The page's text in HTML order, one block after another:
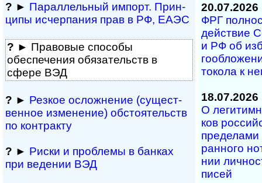
? ► Параллельный им­порт. Прин­
ци­пы ис­чер­па­ния прав в РФ, ЕАЭС
? ► Правовые способы
обеспечения обяза­тельств в
сфере ВЭД
? ► Резкое осложнение (сущест­
вен­ное измене­ние) обсто­ятельств
по контракту
? ► Риски и проблемы в банках
при ведении ВЭД
20.07.2026
ФРГ
дей­ст­вие
и РФ об
то­ко­ла к
18.07.2026
О
ков
ран­но­го
нии
писей